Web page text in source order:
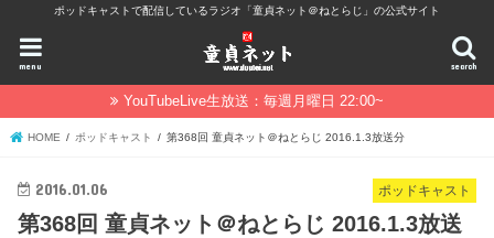
ポッドキャストで配信しているラジオ「童貞ネット＠ねとらじ」の公式サイト
search
menu
YouTubeLive生放送：毎週月曜日 22:00~
HOME ポッドキャスト 第368回 童貞ネット＠ねとらじ 2016.1.3放送分
ポッドキャスト
2016.01.06
第368回 童貞ネット＠ねとらじ 2016.1.3放送